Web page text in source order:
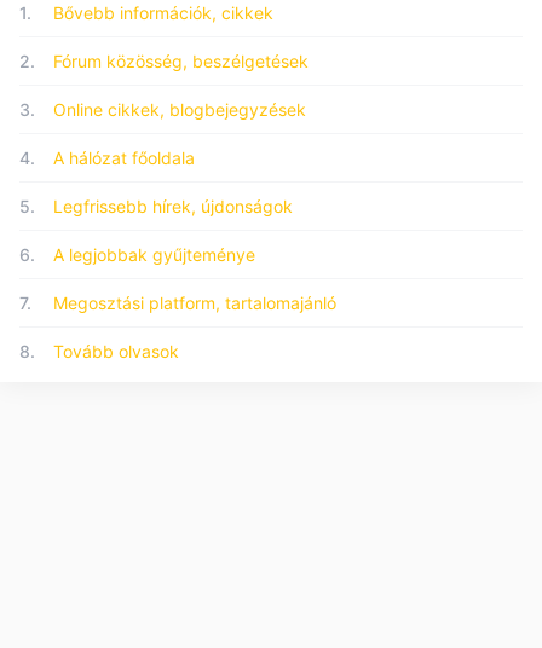
1. Bővebb információk, cikkek
2. Fórum közösség, beszélgetések
3. Online cikkek, blogbejegyzések
4. A hálózat főoldala
5. Legfrissebb hírek, újdonságok
6. A legjobbak gyűjteménye
7. Megosztási platform, tartalomajánló
8. Tovább olvasok